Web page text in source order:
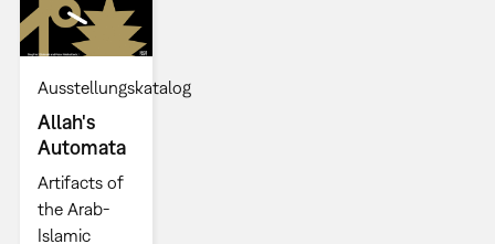
Ausstellungskatalog
Allah's
Automata
Artifacts of
the Arab-
Islamic